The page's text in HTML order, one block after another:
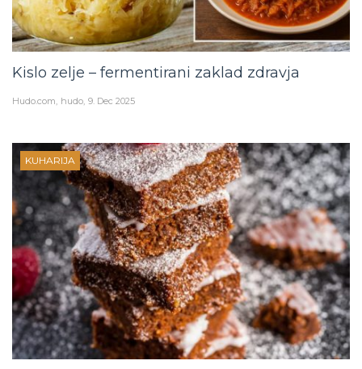
Kislo zelje – fermentirani zaklad zdravja
Hudo.com hudo 9. Dec 2025
KUHARIJA